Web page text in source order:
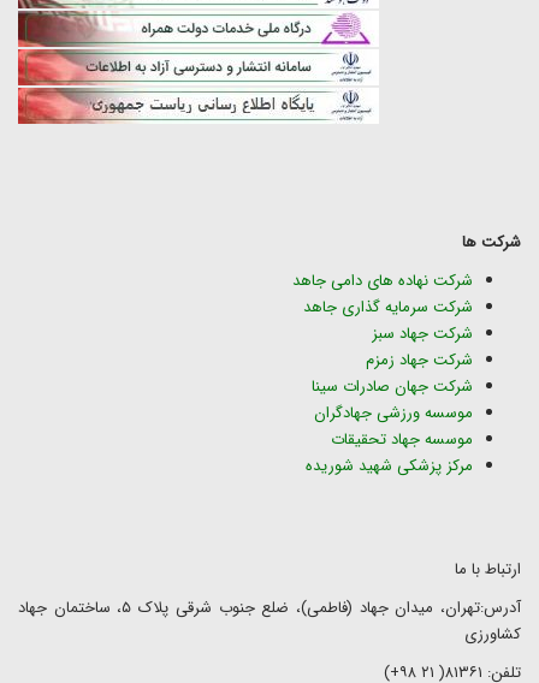
شرکت ها
شرکت نهاده های دامی جاهد
شرکت سرمایه گذاری جاهد
شرکت جهاد سبز
شرکت جهاد زمزم
شرکت جهان صادرات سینا
موسسه ورزشی جهادگران
موسسه جهاد تحقیقات
مرکز پزشکی شهید شوریده
ارتباط با ما
آدرس:تهران، میدان جهاد (فاطمی)، ضلع جنوب شرقی پلاک ۵، ساختمان جهاد
کشاورزی
تلفن: ۸۱۳۶۱( ۲۱ ۹۸+)